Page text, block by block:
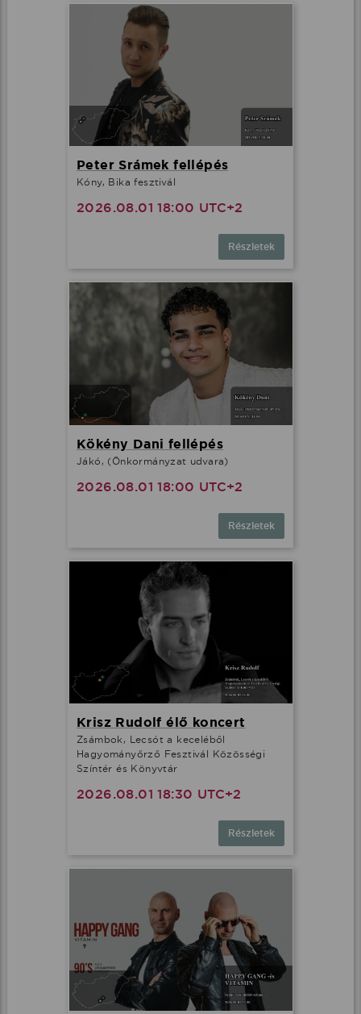
Peter Srámek fellépés
Kóny, Bika fesztivál
2026.08.01 18:00 UTC+2
Részletek
Kökény Dani fellépés
Jákó, (Önkormányzat udvara)
2026.08.01 18:00 UTC+2
Részletek
Krisz Rudolf élő koncert
Zsámbok, Lecsót a keceléből
Hagyományőrző Fesztivál Közösségi
Színtér és Könyvtár
2026.08.01 18:30 UTC+2
Részletek